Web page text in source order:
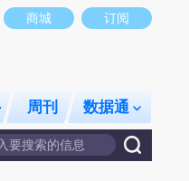
财新观点和立场。推荐点击链接阅
商城 订阅
周刊 数据通